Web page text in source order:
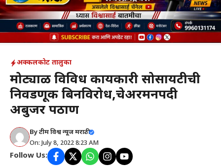
अक्कलकोट तालुका
मोट्याळ विविध कार्यकारी सोसायटीची
निवडणूक बिनविरोध,चेअरमनपदी
अबुजर पठाण
Byटीम विश्व न्यूज मराठी
On: July 8, 2022 8:23 AM
Follow Us: